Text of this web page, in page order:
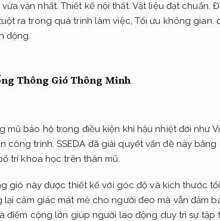
vặn nhất. Thiết kế nội thất. Vật liệu đạt chuẩn.
ra trong quá trình làm việc, Tối ưu không gian.
động.
Thông Gió Thông Minh
mũ bảo hộ trong điều kiện khí hậu nhiệt đới như
công trình. SSEDA đã giải quyết vấn đề này
trí khoa học trên thân mũ.
gió này được thiết kế với góc độ và kích thước
lại cảm giác mát mẻ cho người đeo mà vẫn đảm
điểm cộng lớn giúp người lao động duy trì sự tập